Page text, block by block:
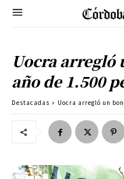
Uocra arregló
año de 1.500
Destacadas Uocra arregló un